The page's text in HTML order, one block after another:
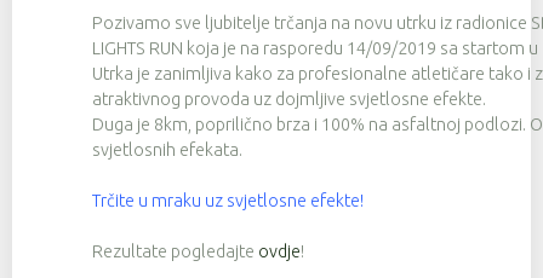
Pozivamo sve ljubitelje trčanja na novu utrku iz radionice
LIGHTS RUN koja je na rasporedu 14/09/2019 sa startom
Utrka je zanimljiva kako za profesionalne atletičare tako i
atraktivnog provoda uz dojmljive svjetlosne efekte.
Duga je 8km, poprilično brza i 100% na asfaltnoj podlozi.
svjetlosnih efekata.
Trčite u mraku uz svjetlosne efekte!
Rezultate pogledajte ovdje!